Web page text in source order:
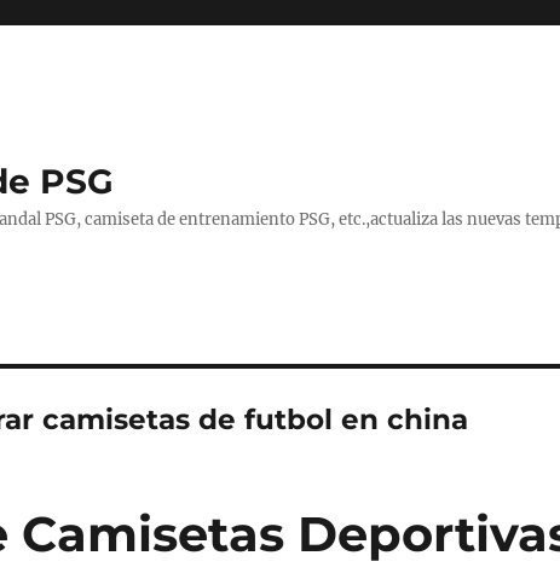
PSG
PSG, camiseta de entrenamiento PSG, etc.,actualiza las nuevas
camisetas de futbol en china
Camisetas